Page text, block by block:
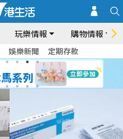
玩樂情報 購物情報
娛樂新聞 定期存款